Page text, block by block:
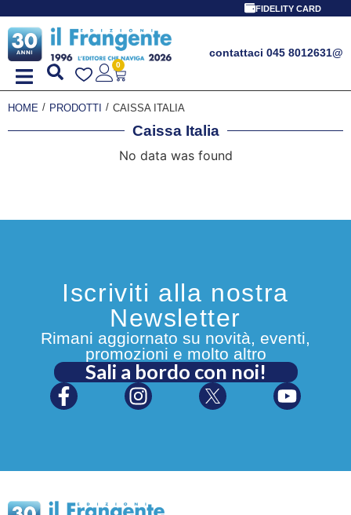
FIDELITY CARD
contattaci 045 8012631@
0
HOME / PRODOTTI / CAISSA ITALIA
Caissa Italia
No data was found
Iscriviti alla nostra
Newsletter
Rimani aggiornato su novità, eventi,
promozioni e molto altro
Sali a bordo con noi!